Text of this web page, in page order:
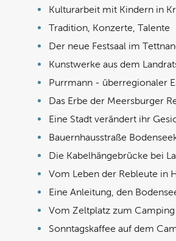
Kulturarbeit mit Kindern in
Tradition, Konzerte, Talente
Der neue Festsaal im
Kunstwerke aus dem
Purrmann - überregionaler
Das Erbe der Meersburger
Eine Stadt verändert ihr
Bauernhausstraße
Die Kabelhängebrücke bei
Vom Leben der Rebleute in
Eine Anleitung, den
Vom Zeltplatz zum Camping
Sonntagskaffee auf dem